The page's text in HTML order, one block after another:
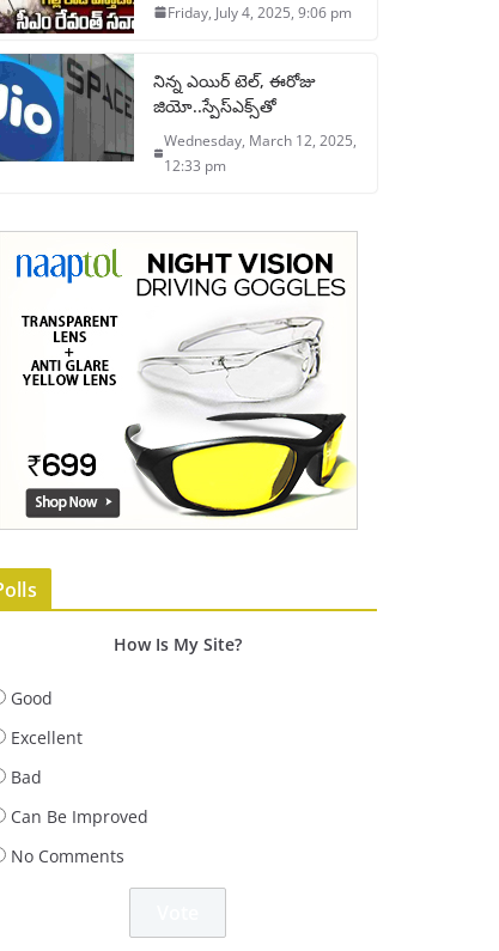
Friday, July 4, 2025, 9:06 pm
నిన్న ఎయిర్ టెల్, ఈరోజు
జియో..స్పేస్‌ఎక్స్‌తో
Wednesday, March 12, 2025,
12:33 pm
How Is My Site?
Good
Excellent
Bad
Can Be Improved
No Comments